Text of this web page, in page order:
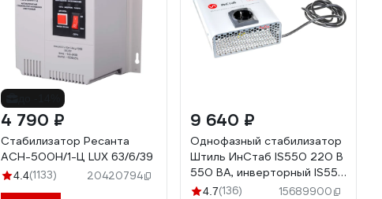
4 790 ₽
Стабилизатор Ресанта
АСН-500Н/1-Ц LUX 63/6/39
4.4(1133) 20420794
9 640 ₽
Однофазный стабилизатор
Штиль ИнСтаб IS550 220 В
550 ВА, инверторный IS550
(220 В)
4.7(136) 15689900